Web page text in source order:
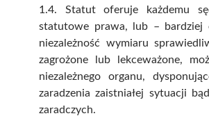
1.4. Statut oferuje każdemu
statutowe prawa, lub – bardziej
niezależność wymiaru
zagrożone lub lekceważone,
niezależnego organu,
zaradzenia zaistniałej sytuacji
zaradczych.